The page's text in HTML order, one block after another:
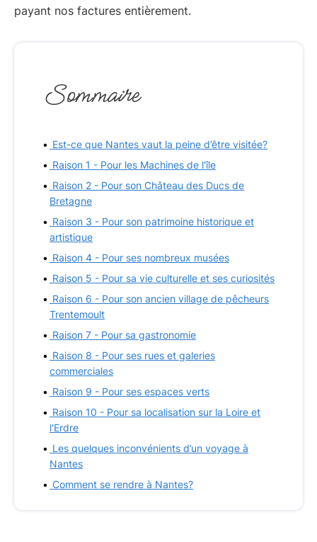
payant nos factures entièrement.
Sommaire
Est-ce que Nantes vaut la peine d’être visitée?
Raison 1 - Pour les Machines de l'île
Raison 2 - Pour son Château des Ducs de
Bretagne
Raison 3 - Pour son patrimoine historique et
artistique
Raison 4 - Pour ses nombreux musées
Raison 5 - Pour sa vie culturelle et ses curiosités
Raison 6 - Pour son ancien village de pêcheurs
Trentemoult
Raison 7 - Pour sa gastronomie
Raison 8 - Pour ses rues et galeries
commerciales
Raison 9 - Pour ses espaces verts
Raison 10 - Pour sa localisation sur la Loire et
l'Erdre
Les quelques inconvénients d’un voyage à
Nantes
Comment se rendre à Nantes?